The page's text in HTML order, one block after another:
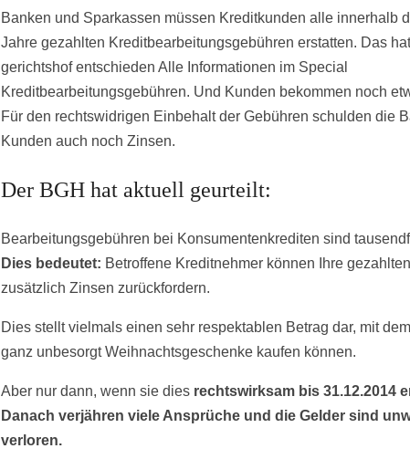
Banken und Sparkassen müssen Kredit­kunden alle inner­halb
Jahre gezahlten Kredit­bearbeitungs­gebühren erstatten. Das
gerichts­hof entschieden Alle Informationen im Special
Kreditbearbeitungsgebühren. Und Kunden bekommen noch
Für den rechts­widrigen Einbehalt der Gebühren schulden die
Kunden auch noch Zinsen.
Der BGH hat aktuell geurteilt:
Bearbeitungsgebühren bei Konsumentenkrediten sind
Dies bedeutet: Betroffene Kreditnehmer können Ihre
zusätzlich Zinsen zurückfordern.
Dies stellt vielmals einen sehr respektablen Betrag dar, mit
ganz unbesorgt Weihnachtsgeschenke kaufen können.
Aber nur dann, wenn sie dies rechtswirksam bis 31.12.2014
Danach verjähren viele Ansprüche und die Gelder sind
verloren.